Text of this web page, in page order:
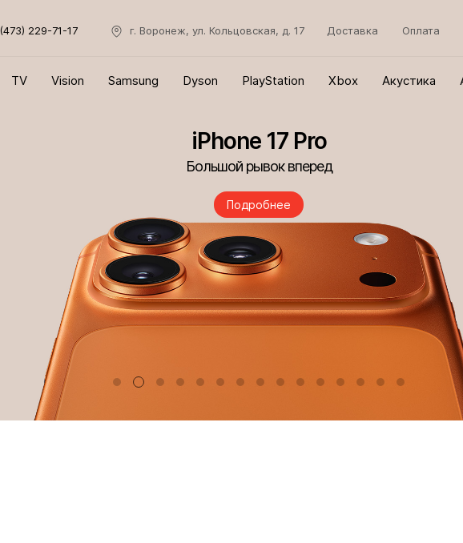
229-71-17 г. Воронеж, ул. Кольцовская, д. 17 Доставка Оплата
TV Vision Samsung Dyson PlayStation Xbox Акустика
iPhone 17 Pro
Большой рывок вперед
Подробнее